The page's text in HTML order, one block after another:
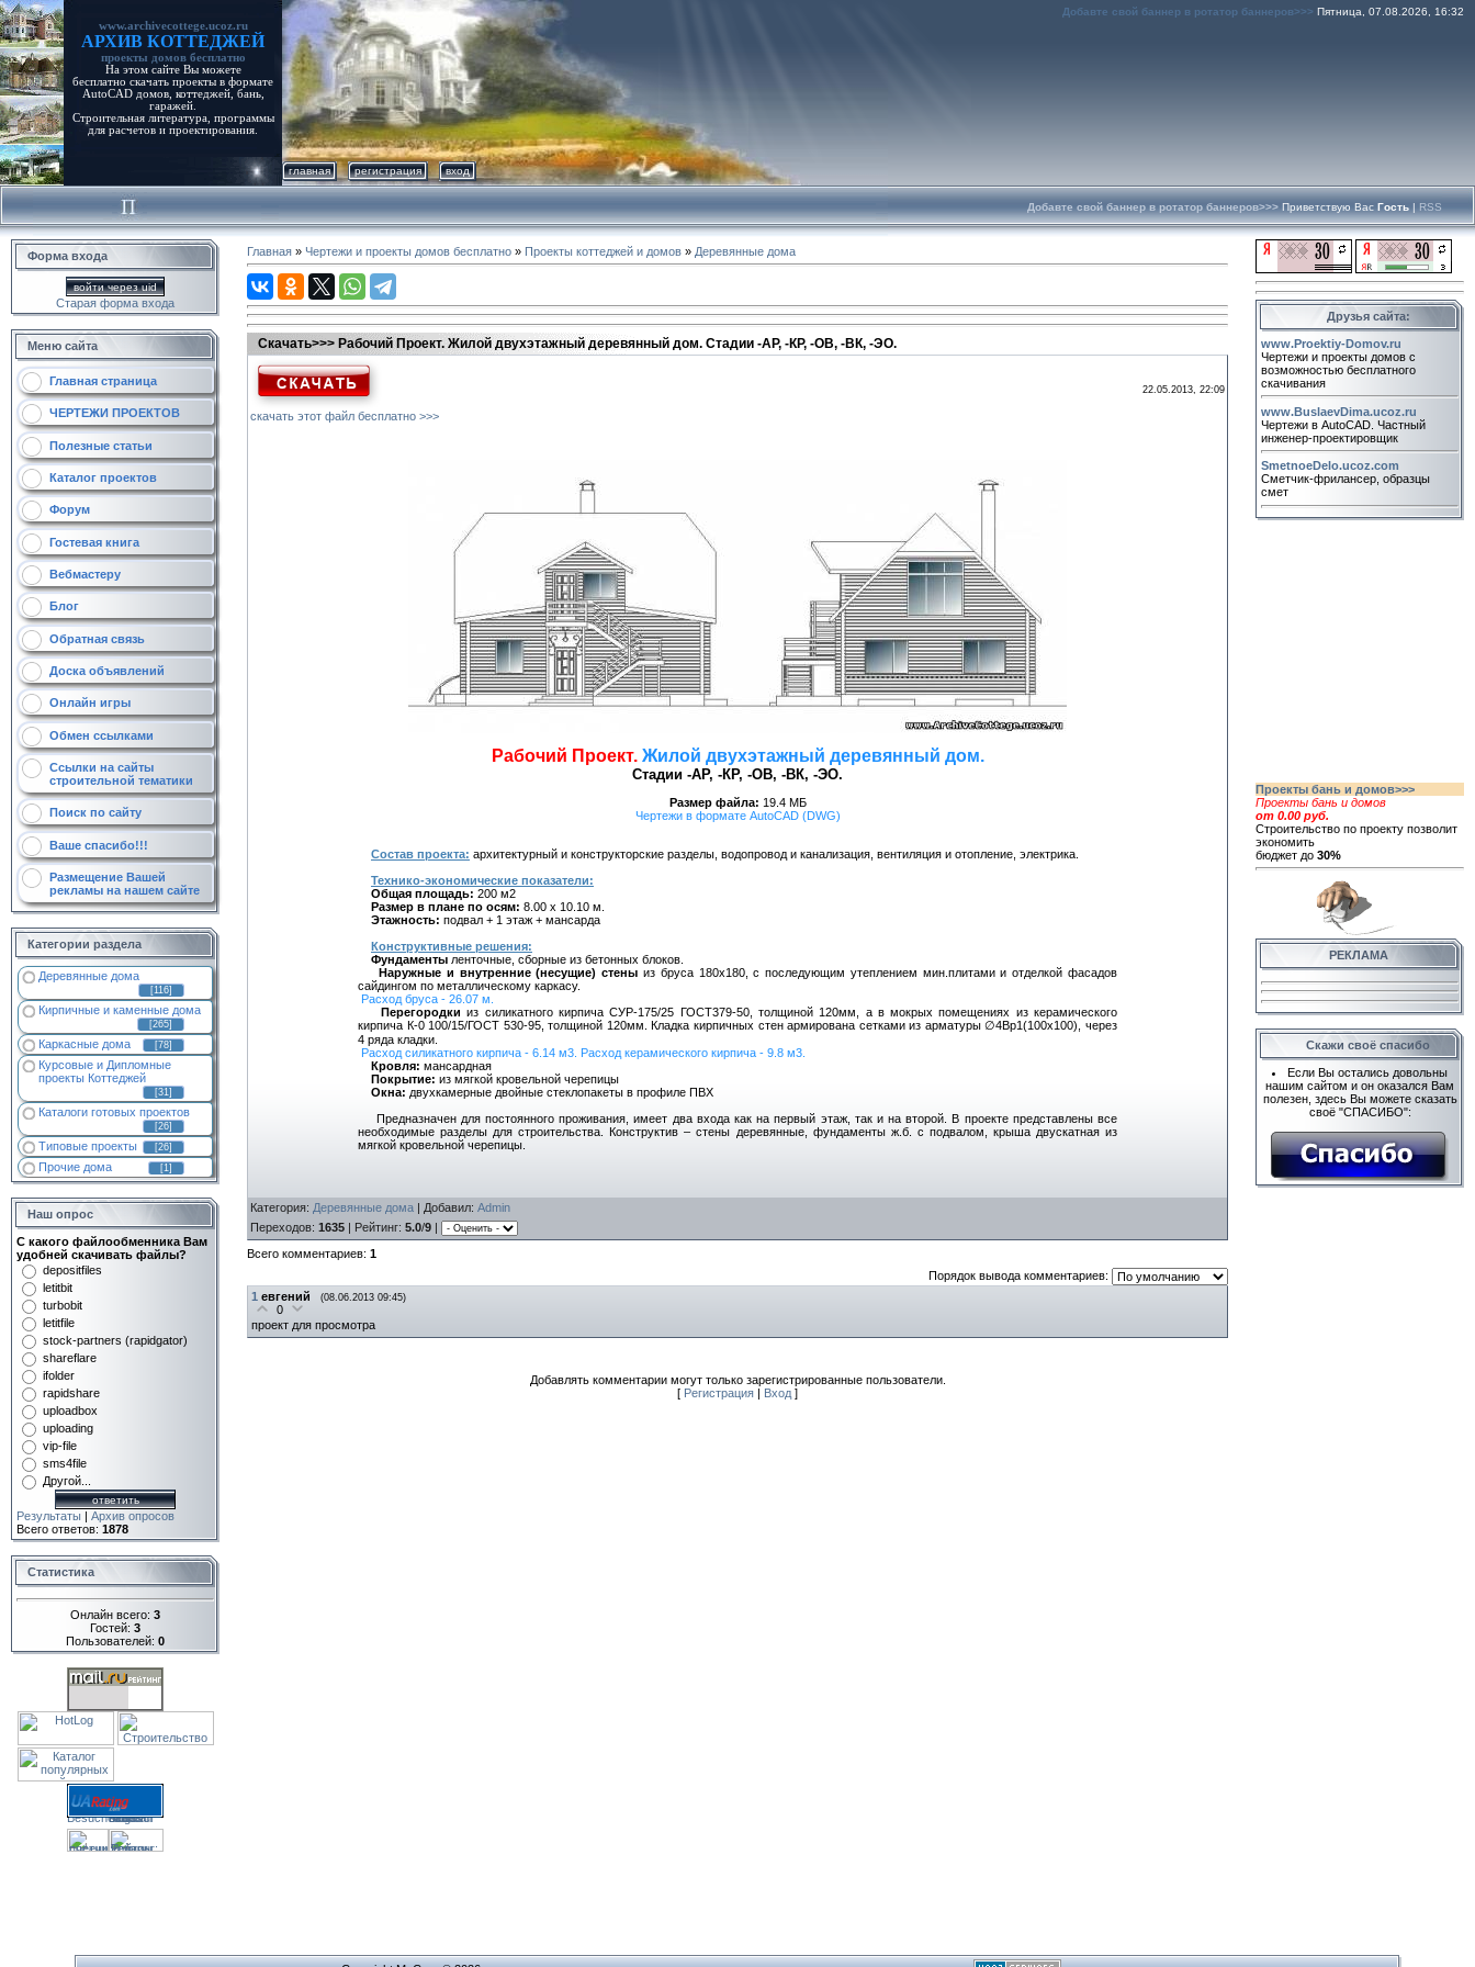
www.archivecottege.ucoz.ru
АРХИВ КОТТЕДЖЕЙ
проекты домов бесплатно
На этом сайте Вы можете
бесплатно скачать проекты в формате
AutoCAD домов, коттеджей, бань,
гаражей.
Строительная литература, программы
для расчетов и проектирования.
Добавте свой баннер в ротатор баннеров>>> Пятница, 07.08.2026, 16:32
главная регистрация вход
Добавте свой баннер в ротатор баннеров>>> Приветствую Вас Гость | RSS
Форма входа
войти через uid
Старая форма входа
Меню сайта
Главная страница
ЧЕРТЕЖИ ПРОЕКТОВ
Полезные статьи
Каталог проектов
Форум
Гостевая книга
Вебмастеру
Блог
Обратная связь
Доска объявлений
Онлайн игры
Обмен ссылками
Ссылки на сайты
строительной тематики
Поиск по сайту
Ваше спасибо!!!
Размещение Вашей
рекламы на нашем сайте
Категории раздела
Деревянные дома
[116]
Кирпичные и каменные дома
[265]
Каркасные дома [78]
Курсовые и Дипломные
проекты Коттеджей
[31]
Каталоги готовых проектов
[26]
Типовые проекты [26]
Прочие дома [1]
Наш опрос
С какого файлообменника Вам
удобней скачивать файлы?
depositfiles
letitbit
turbobit
letitfile
stock-partners (rapidgator)
shareflare
ifolder
rapidshare
uploadbox
uploading
vip-file
sms4file
Другой...
Результаты | Архив опросов
Всего ответов: 1878
Статистика
Онлайн всего: 3
Гостей: 3
Пользователей: 0
Главная » Чертежи и проекты домов бесплатно » Проекты коттеджей и домов » Деревянные дома
Скачать>>> Рабочий Проект. Жилой двухэтажный деревянный дом. Стадии -АР, -КР, -ОВ, -ВК, -ЭО.
скачать этот файл бесплатно >>>
22.05.2013, 22:09
Рабочий Проект. Жилой двухэтажный деревянный дом.
Стадии -АР, -КР, -ОВ, -ВК, -ЭО.
Размер файла: 19.4 МБ
Чертежи в формате AutoCAD (DWG)
Состав проекта: архитектурный и конструкторские разделы, водопровод и канализация, вентиляция и отопление, электрика.
Технико-экономические показатели:
Общая площадь: 200 м2
Размер в плане по осям: 8.00 х 10.10 м.
Этажность: подвал + 1 этаж + мансарда
Конструктивные решения:
Фундаменты ленточные, сборные из бетонных блоков.
Наружные и внутренние (несущие) стены из бруса 180х180, с последующим утеплением мин.плитами и отделкой фасадов
сайдингом по металлическому каркасу.
Расход бруса - 26.07 м.
Перегородки из силикатного кирпича СУР-175/25 ГОСТ379-50, толщиной 120мм, а в мокрых помещениях из керамического
кирпича К-0 100/15/ГОСТ 530-95, толщиной 120мм. Кладка кирпичных стен армирована сетками из арматуры ∅4Вр1(100х100), через
4 ряда кладки.
Расход силикатного кирпича - 6.14 м3. Расход керамического кирпича - 9.8 м3.
Кровля: мансардная
Покрытие: из мягкой кровельной черепицы
Окна: двухкамерные двойные стеклопакеты в профиле ПВХ
Предназначен для постоянного проживания, имеет два входа как на первый этаж, так и на второй. В проекте представлены все
необходимые разделы для строительства. Конструктив – стены деревянные, фундаменты ж.б. с подвалом, крыша двускатная из
мягкой кровельной черепицы.
Категория: Деревянные дома | Добавил: Admin
Переходов: 1635 | Рейтинг: 5.0/9 |
Всего комментариев: 1
Порядок вывода комментариев:
1 евгений (08.06.2013 09:45)
0
проект для просмотра
Добавлять комментарии могут только зарегистрированные пользователи.
[ Регистрация | Вход ]
Друзья сайта:
www.Proektiy-Domov.ru
Чертежи и проекты домов с
возможностью бесплатного
скачивания
www.BuslaevDima.ucoz.ru
Чертежи в AutoCAD. Частный
инженер-проектировщик
SmetnoeDelo.ucoz.com
Сметчик-фрилансер, образцы
смет
Проекты бань и домов>>>
Проекты бань и домов
от 0.00 руб.
Строительство по проекту позволит
экономить
бюджет до 30%
РЕКЛАМА
Скажи своё спасибо
Если Вы остались довольны
нашим сайтом и он оказался Вам
полезен, здесь Вы можете сказать
своё "СПАСИБО":